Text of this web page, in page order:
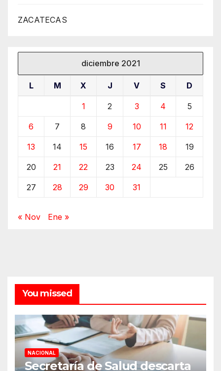
ZACATECAS
diciembre 2021
L M X J V S D
1 2 3 4 5
6 7 8 9 10 11 12
13 14 15 16 17 18 19
20 21 22 23 24 25 26
27 28 29 30 31
« Nov Ene »
You missed
NACIONAL
Secretaría de Salud descarta